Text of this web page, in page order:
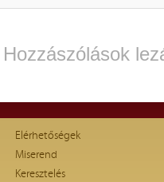
Hozzászólások
Elérhetőségek
Miserend
Keresztelés